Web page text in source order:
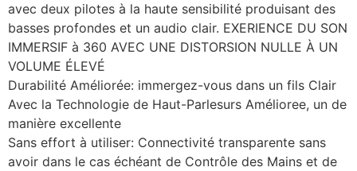
avec deux pilotes à la haute sensibilité produisant des
basses profondes et un audio clair. EXERIENCE DU SON
IMMERSIF à 360 AVEC UNE DISTORSION NULLE À UN
VOLUME ÉLEVÉ
Durabilité Améliorée: immergez-vous dans un fils Clair
Avec la Technologie de Haut-Parlesurs Amélioree, un de
manière excellente
Sans effort à utiliser: Connectivité transparente sans
avoir dans le cas échéant de Contrôle des Mains et de